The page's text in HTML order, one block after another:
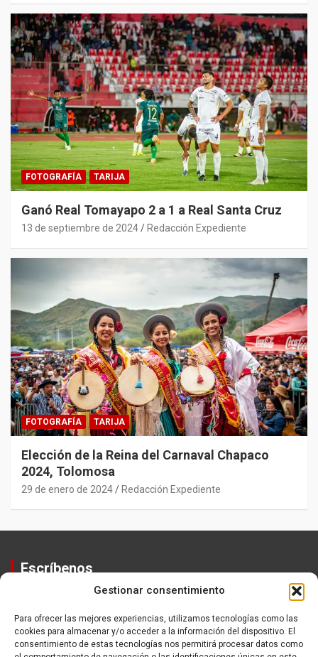
Gestionar consentimiento
Para ofrecer las mejores experiencias, utilizamos tecnologías como las
cookies para almacenar y/o acceder a la información del dispositivo. El
consentimiento de estas tecnologías nos permitirá procesar datos como
FOTOGRAFÍA TARIJA
Ganó Real Tomayapo 2 a 1 a Real Santa Cruz
13 de septiembre de 2024 Redacción Expediente
FOTOGRAFÍA TARIJA
Elección de la Reina del Carnaval Chapaco
2024, Tolomosa
29 de enero de 2024 Redacción Expediente
Escríbenos
Equipo
Política de Privacidad